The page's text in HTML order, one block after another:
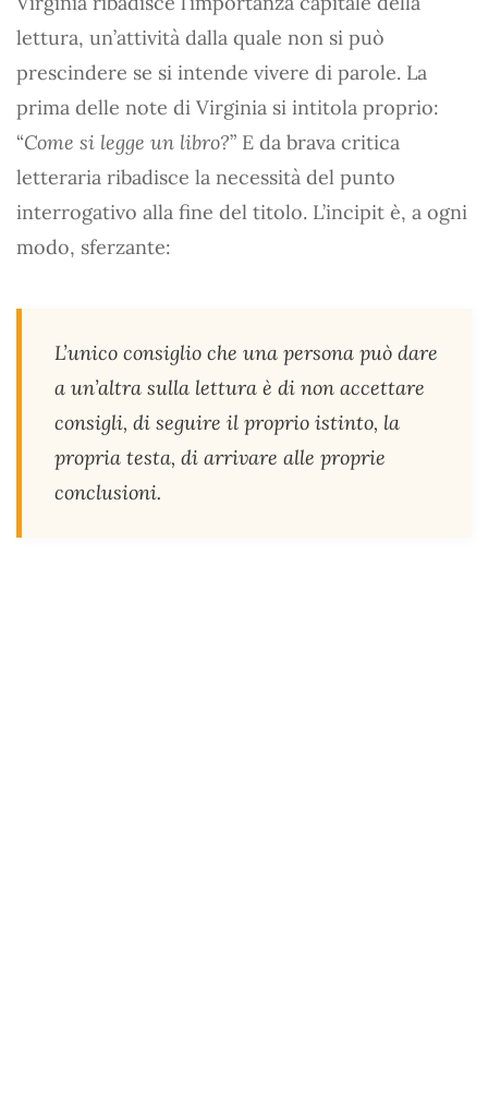
lettura, un’attività dalla quale non si può
prescindere se si intende vivere di parole. La
prima delle note di Virginia si intitola proprio:
“Come si legge un libro?” E da brava critica
letteraria ribadisce la necessità del punto
interrogativo alla fine del titolo. L’incipit è, a ogni
modo, sferzante:
L’unico consiglio che una persona può dare
a un’altra sulla lettura è di non accettare
consigli, di seguire il proprio istinto, la
propria testa, di arrivare alle proprie
conclusioni.